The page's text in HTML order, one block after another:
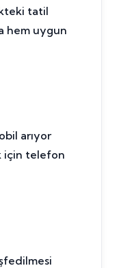
tatil
hem uygun
arıyor
için telefon